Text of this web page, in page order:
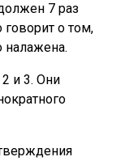
7 раз
говорит о том,
налажена.
и 3. Они